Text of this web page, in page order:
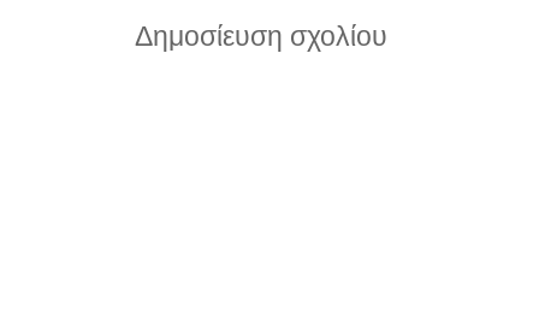
Δημοσίευση σχολίου